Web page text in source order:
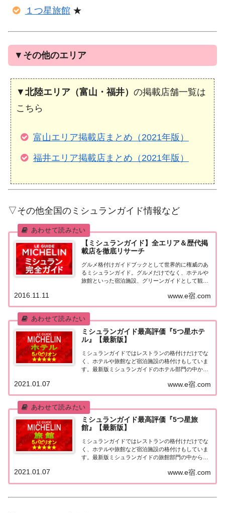
１つ星旅館 ★
▼ その他のエリア
▼ 北陸エリア（富山・福井） の掲載店舗一覧は
こちら
富山エリア掲載店まとめ（2021年版）
福井エリア掲載店まとめ（2021年版）
▽その他全国のミシュランガイド情報など
【ミシュランガイド】全エリア＆歴代掲
載店を徹底リサーチ
グルメ格付けガイドブックとして世界的に権威のあ
るミシュランガイド。グルメだけでなく、ホテルや
旅館といった宿泊施設、グリーンガイドとして観光
本版としては、2007年11月20日に「ミシュランガイ
ド東京版2008」が発売されてからエリアを...
www.e宿.com
2016.11.11
ミシュランガイド最高評価『5つ星ホテ
ル』【最新版】
ミシュランガイドではレストランの格付けだけでな
く、ホテルや旅館など宿泊施設の格付けもしていま
す。最新版ミシュランガイドのホテル部門の中から
をまとめてみました♪ いずれのホテルも人気ランキ
ングなどで常に上位を賑わす有名ホテル。各ホテル
の...
www.e宿.com
2021.01.07
ミシュランガイド最高評価『5つ星旅
館』【最新版】
ミシュランガイドではレストランの格付けだけでな
く、ホテルや旅館など宿泊施設の格付けもしていま
す。最新版ミシュランガイドの旅館部門の中から最
とめてみました♪ いずれも人気ランキングなどで常
に上位を賑わす有名旅館。各旅館の情報と口コミ評
www.e宿.com
2021.01.07